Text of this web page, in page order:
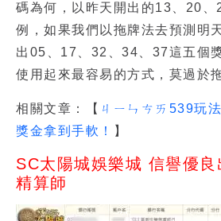
碼為何，以昨天開出的13、20
例，如果我們以拖牌法去預測明
出05、17、32、34、37這五個
使用起來最容易的方式，莫過於
相關文章：【 ㄐㄧㄣㄘㄞ539玩
獎金拿到手軟！
】
SC太陽城娛樂城 信譽優
精算師